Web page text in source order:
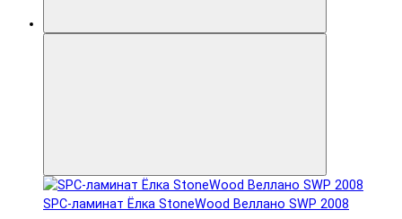
SPC-ламинат Ëлка StoneWood Веллано SWP 2008